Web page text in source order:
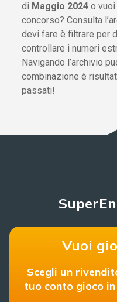
di Maggio 2024 o
concorso? Consulta
devi fare è filtrare per
controllare i numeri
Navigando l’archivio
combinazione è
passati!
Vuoi
Scegli un
tuo conto gioco